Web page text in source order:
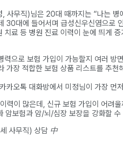
사무직)님은 20대 때까지는 “나는
30대에 들어서며 급성신우신염으로
치료 등 병원 진료 이력이 눈에 띄게
력으로 보험 가입이 가능할지 여러 방
가장 적합한 보험 상품 리스트를 추
카오톡 대화방에서 미정님이 가장
력이 많은데, 신규 보험 가입이 어려
암보험과 암/뇌/심장 보장을 강화할
사무직) 상담 中